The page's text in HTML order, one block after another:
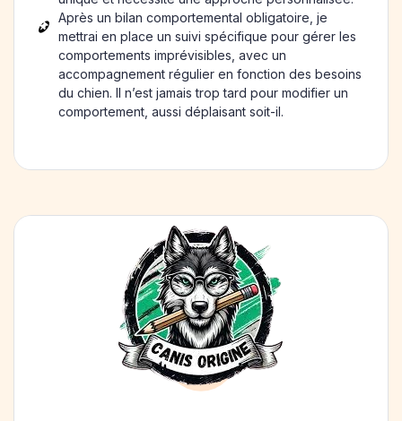
Après un bilan comportemental obligatoire, je
mettrai en place un suivi spécifique pour gérer les
comportements imprévisibles, avec un
accompagnement régulier en fonction des besoins
du chien. Il n’est jamais trop tard pour modifier un
comportement, aussi déplaisant soit-il.